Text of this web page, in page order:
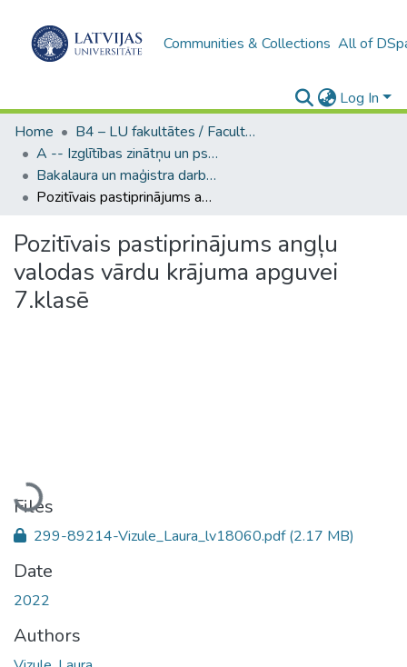
Communities & Collections All of
Log In
Home
B4 – LU fakultātes / Faculties of the UL
A -- Izglītības zinātņu un psiholoģijas fakultāte / Faculty of Education Sciences and Psychology
Bakalaura un maģistra darbi (PPMF) / Bachelor's and Master's theses
Pozitīvais pastiprinājums angļu valodas vārdu krājuma apguvei 7.klasē
Pozitīvais pastiprinājums angļu
valodas vārdu krājuma apguvei
7.klasē
Loading...
Files
299-89214-Vizule_Laura_lv18060.pdf(2.17 MB)
Date
2022
Authors